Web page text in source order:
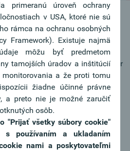
predstavuje dôležitý faktor
nášho tímu?
primeranú úroveň ochrany
v USA, ktoré nie sú
rámca na ochranu osobných
Framework). Existuje najmä
môžu byť predmetom
tamojších úradov a inštitúcií
a že proti tomu
žiadne účinné právne
a preto nie je možné zaručiť
osôb.
"Prijať všetky súbory cookie"
s používaním a ukladaním
nami a poskytovateľmi